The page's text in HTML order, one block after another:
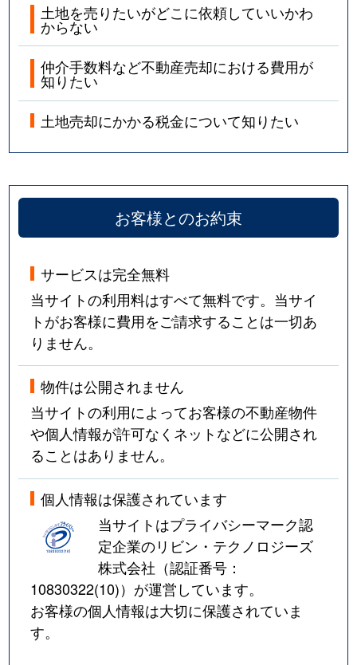
土地を売りたいがどこに依頼していいかわ
からない
仲介手数料など不動産売却における費用が
知りたい
土地売却にかかる税金について知りたい
お客様とのお約束
サービスは完全無料
当サイトの利用料はすべて無料です。当サイ
トがお客様に費用をご請求することは一切あ
りません。
物件は公開されません
当サイトの利用によってお客様の不動産物件
や個人情報が許可なくネットなどに公開され
ることはありません。
個人情報は保護されています
当サイトはプライバシーマーク認
定企業のリビン・テクノロジーズ
株式会社（認証番号：
10830322(10)）が運営しています。
お客様の個人情報は大切に保護されていま
す。